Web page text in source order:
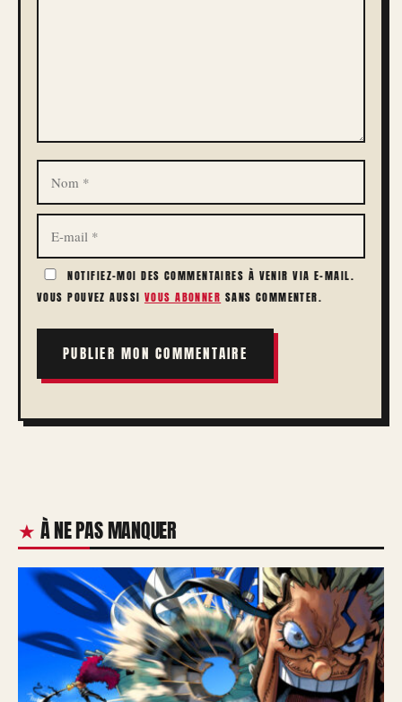
NOM
E-
MAIL
NOTIFIEZ-MOI DES COMMENTAIRES À VENIR VIA E-MAIL.
VOUS POUVEZ AUSSI VOUS ABONNER SANS COMMENTER.
À NE PAS MANQUER